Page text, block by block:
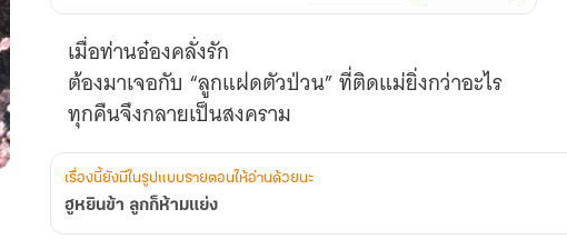
เมื่อท่านอ๋องคลั่งรัก
ต้องมาเจอกับ “ลูกแฝดตัวป่วน” ที่ติดแม่ยิ่งกว่าอะไร
ทุกคืนจึงกลายเป็นสงคราม
เรื่องนี้ยังมีในรูปแบบรายตอนให้อ่านด้วยนะ
ฮูหยินข้า ลูกก็ห้ามแย่ง